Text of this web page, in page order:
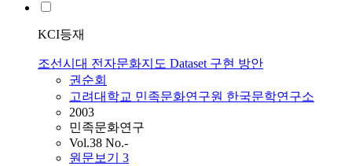
KCI등재
조선시대 전자문화지도 Dataset 구현 방안
권순회
고려대학교 민족문화연구원 한국문학연구소
2003
민족문화연구
Vol.38 No.-
원문보기 3